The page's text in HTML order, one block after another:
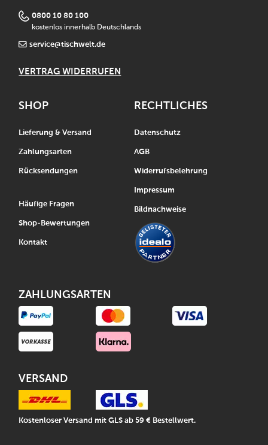
0800 10 80 100
kostenlos innerhalb Deutschlands
service@tischwelt.de
VERTRAG WIDERRUFEN
SHOP
Lieferung & Versand
Zahlungsarten
Rücksendungen
Häufige Fragen
Shop-Bewertungen
Kontakt
RECHTLICHES
Datenschutz
AGB
Widerrufsbelehrung
Impressum
Bildnachweise
ZAHLUNGSARTEN
VERSAND
Kostenloser Versand mit GLS ab 59 € Bestellwert.